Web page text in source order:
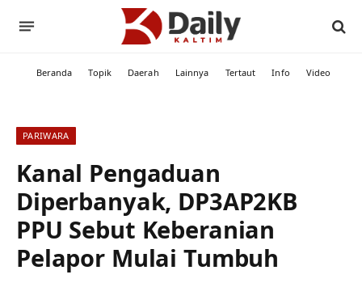
Beranda Topik Daerah Lainnya Tertaut Info Video
PARIWARA
Kanal Pengaduan
Diperbanyak, DP3AP2KB
PPU Sebut Keberanian
Pelapor Mulai Tumbuh